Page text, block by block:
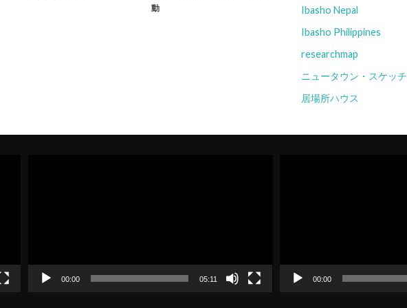
動
Ibasho Nepal
Ibasho Philippines
researchmap
ニュータウン・スケッチ
居場所ハウス
00:00 05:11 00:00